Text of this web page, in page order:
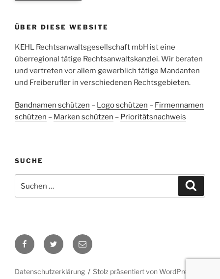
Bewertungen auf
ProvenExpert.com
Bewertungen von
2
anderen Quellen
Blick aufs ProvenExpert-Profil werfen
ÜBER DIESE WEBSITE
KEHL Rechtsanwaltsgesellschaft mbH ist eine
überregional tätige Rechtsanwaltskanzlei. Wir beraten
und vertreten vor allem gewerblich tätige Mandanten
und Freiberufler in verschiedenen Rechtsgebieten.
Bandnamen schützen – Logo schützen – Firmennamen
schützen – Marken schützen – Prioritätsnachweis
SUCHE
nach:
FacebookTwitter E-
Mail
Datenschutzerklärung Stolz präsentiert von WordPress